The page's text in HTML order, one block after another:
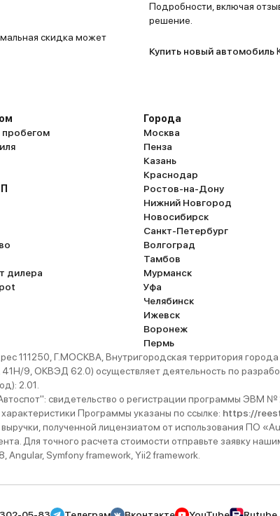
скидка может
Подробности, включая
решение.
Купить новый автомобиль
пробегом
дилера
Города
Москва
Пенза
Казань
Краснодар
Ростов-на-Дону
Нижний Новгород
Новосибирск
Санкт-Петербург
Волгоград
Тамбов
Мурманск
Уфа
Челябинск
Ижевск
Воронеж
Пермь
111250, Г.МОСКВА, Внутригородская территория
ОКВЭД 62.0) осуществляет деятельность по
2.01.
свидетельство о регистрации программы ЭВМ №
Программы указаны по ссылке: https://
полученной лицензиатом от использования ПО
Для точного расчета стоимости отправьте заявку
Symfony framework, Yii2 framework.